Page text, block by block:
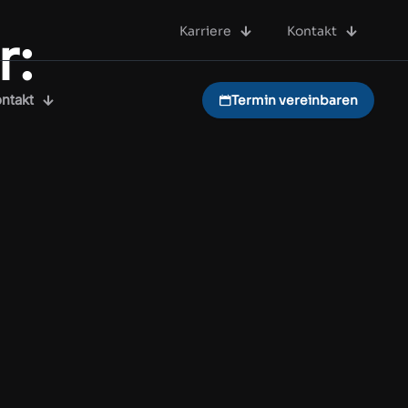
Karriere Kontakt
Termin vereinbaren